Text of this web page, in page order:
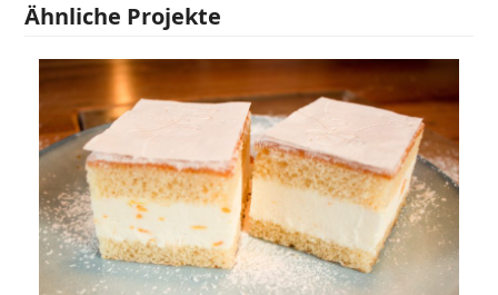
Ähnliche Projekte